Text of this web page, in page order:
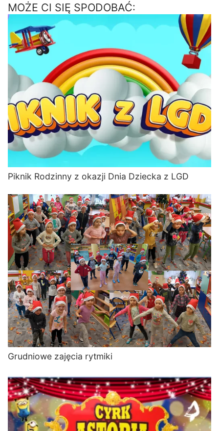
MOŻE CI SIĘ SPODOBAĆ:
Piknik Rodzinny z okazji Dnia Dziecka z LGD
Grudniowe zajęcia rytmiki